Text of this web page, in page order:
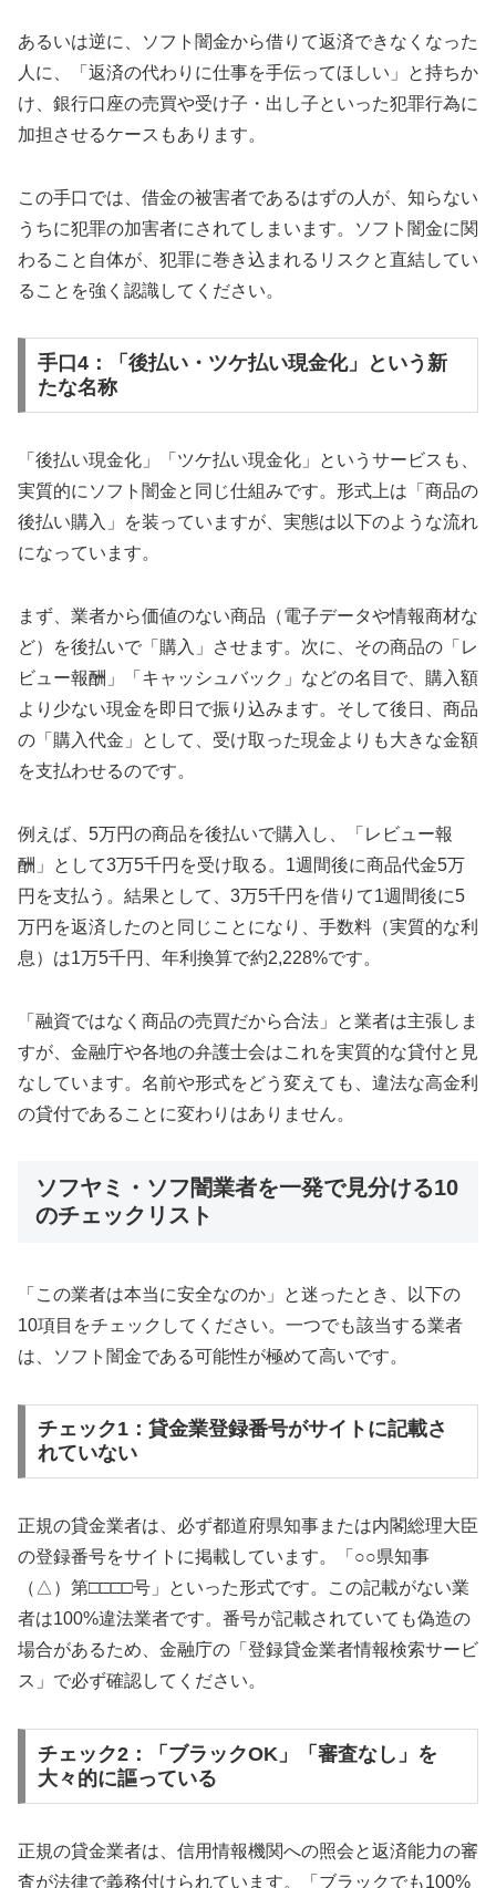
あるいは逆に、ソフト闇金から借りて返済できなくなった
人に、「返済の代わりに仕事を手伝ってほしい」と持ちか
け、銀行口座の売買や受け子・出し子といった犯罪行為に
加担させるケースもあります。
この手口では、借金の被害者であるはずの人が、知らない
うちに犯罪の加害者にされてしまいます。ソフト闇金に関
わること自体が、犯罪に巻き込まれるリスクと直結してい
ることを強く認識してください。
手口4：「後払い・ツケ払い現金化」という新
たな名称
「後払い現金化」「ツケ払い現金化」というサービスも、
実質的にソフト闇金と同じ仕組みです。形式上は「商品の
後払い購入」を装っていますが、実態は以下のような流れ
になっています。
まず、業者から価値のない商品（電子データや情報商材な
ど）を後払いで「購入」させます。次に、その商品の「レ
ビュー報酬」「キャッシュバック」などの名目で、購入額
より少ない現金を即日で振り込みます。そして後日、商品
の「購入代金」として、受け取った現金よりも大きな金額
を支払わせるのです。
例えば、5万円の商品を後払いで購入し、「レビュー報
酬」として3万5千円を受け取る。1週間後に商品代金5万
円を支払う。結果として、3万5千円を借りて1週間後に5
万円を返済したのと同じことになり、手数料（実質的な利
息）は1万5千円、年利換算で約2,228%です。
「融資ではなく商品の売買だから合法」と業者は主張しま
すが、金融庁や各地の弁護士会はこれを実質的な貸付と見
なしています。名前や形式をどう変えても、違法な高金利
の貸付であることに変わりはありません。
ソフヤミ・ソフ闇業者を一発で見分ける10
のチェックリスト
「この業者は本当に安全なのか」と迷ったとき、以下の
10項目をチェックしてください。一つでも該当する業者
は、ソフト闇金である可能性が極めて高いです。
チェック1：貸金業登録番号がサイトに記載さ
れていない
正規の貸金業者は、必ず都道府県知事または内閣総理大臣
の登録番号をサイトに掲載しています。「○○県知事
（△）第□□□□号」といった形式です。この記載がない業
者は100%違法業者です。番号が記載されていても偽造の
場合があるため、金融庁の「登録貸金業者情報検索サービ
ス」で必ず確認してください。
チェック2：「ブラックOK」「審査なし」を
大々的に謳っている
正規の貸金業者は、信用情報機関への照会と返済能力の審
査が法律で義務付けられています。「ブラックでも100%